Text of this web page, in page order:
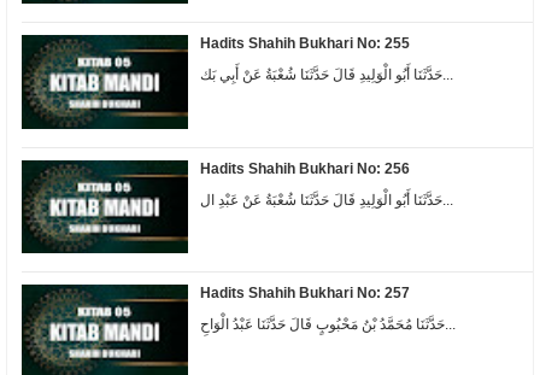
Hadits Shahih Bukhari No: 255
Hadits Shahih Bukhari No: 256
Hadits Shahih Bukhari No: 257
حَدَّثَنَا مُحَمَّدُ بْنُ مَحْبُوبٍ قَالَ حَدَّثَنَا عَبْدُ الْوَاحِ...